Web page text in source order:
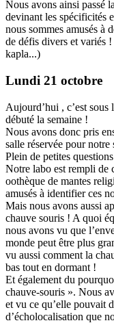
Nous avons ainsi passé
devinant les spécificités
nous sommes amusés à
de défis divers et variés
kapla...)
Lundi 21 octobre
Aujourd’hui , c’est sous
débuté la semaine !
Nous avons donc pris
salle réservée pour
Plein de petites
Notre labo est rempli de
oothèque de mantes
amusés à identifier ces
Mais nous avons aussi
chauve souris ! A quoi
nous avons vu que
monde peut être plus
vu aussi comment la
bas tout en dormant !
Et également du
chauve-souris ». Nous
et vu ce qu’elle pouvait
d’écholocalisation que